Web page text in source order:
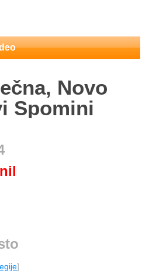
Novo
Spomini
]